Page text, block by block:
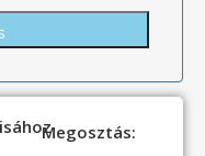
Megosztás: